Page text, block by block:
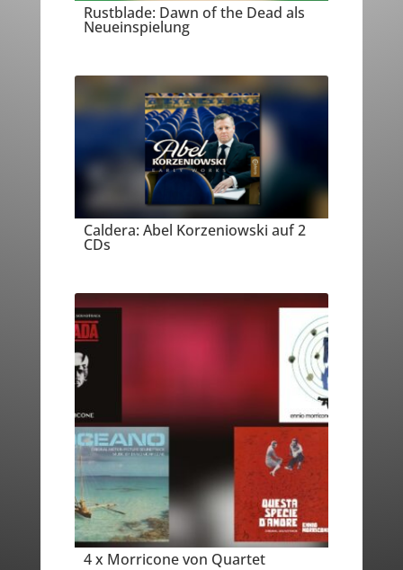
Rustblade: Dawn of the Dead als
Neueinspielung
Caldera: Abel Korzeniowski auf 2
CDs
4 x Morricone von Quartet